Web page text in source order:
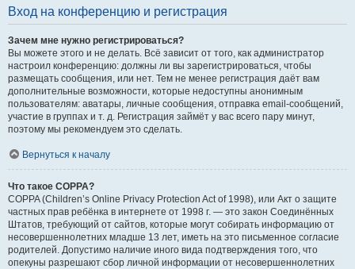
Вход на конференцию и регистрация
Зачем мне нужно регистрироваться?
Вы можете этого и не делать. Всё зависит от того, как администратор
настроил конференцию: должны ли вы зарегистрироваться, чтобы
размещать сообщения, или нет. Тем не менее регистрация даёт вам
дополнительные возможности, которые недоступны анонимным
пользователям: аватары, личные сообщения, отправка email-сообщений,
участие в группах и т. д. Регистрация займёт у вас всего пару минут,
поэтому мы рекомендуем это сделать.
Вернуться к началу
Что такое COPPA?
COPPA (Children’s Online Privacy Protection Act of 1998), или Акт о защите
частных прав ребёнка в интернете от 1998 г. — это закон Соединённых
Штатов, требующий от сайтов, которые могут собирать информацию от
несовершеннолетних младше 13 лет, иметь на это письменное согласие
родителей. Допустимо наличие иного вида подтверждения того, что
опекуны разрешают сбор личной информации от несовершеннолетних